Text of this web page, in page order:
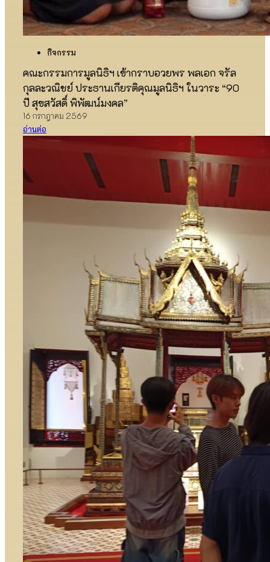
กิจกรรม
คณะกรรมการมูลนิธิฯ เข้ากราบอวยพร พลเอก จรัล
กุลละวณิชย์ ประธานเกียรติคุณมูลนิธิฯ ในวาระ “90
ปี สุขสวัสดิ์ พิพัฒน์มงคล”
16 กรกฎาคม 2569
อ่านต่อ